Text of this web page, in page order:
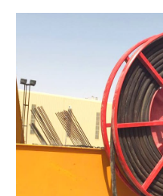
zu reduzieren, wird die
aber große Geräte mit
Bergwerksaufzüge,
Arbeitsteils des
Einige Bremsen sind
wir haben
modelle für Ihre